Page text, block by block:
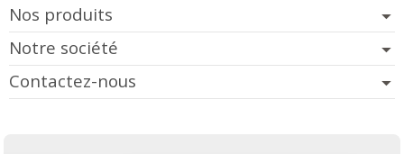
Nos produits
Notre société
Contactez-nous